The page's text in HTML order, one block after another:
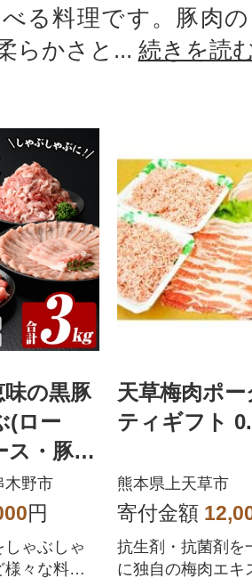
る料理です。豚肉
らかさと... 続きを読
味の黒豚
(ロー
ス・豚ば
ト 合計
木野市
円
しゃぶしゃ
々な料理
天草梅肉ポ
ティギフト
熊本県上天草市
寄付金額
抗生剤・抗菌剤を
に独自の梅肉エキ